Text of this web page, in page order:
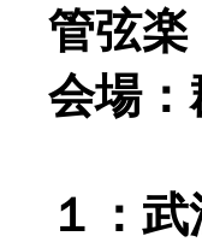
管弦楽
会場
１：